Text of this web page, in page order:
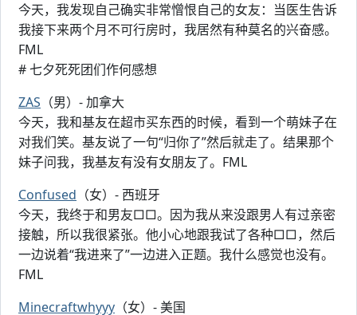
今天，我发现自己确实非常憎恨自己的女友：当医生告诉
我接下来两个月不可行房时，我居然有种莫名的兴奋感。
FML
# 七夕死死团们作何感想
ZAS （男）- 加拿大
今天，我和基友在超市买东西的时候，看到一个萌妹子在
对我们笑。基友说了一句“归你了”然后就走了。结果那个
妹子问我，我基友有没有女朋友了。FML
Confused （女）- 西班牙
今天，我终于和男友□□。因为我从来没跟男人有过亲密
接触，所以我很紧张。他小心地跟我试了各种□□，然后
一边说着“我进来了”一边进入正题。我什么感觉也没有。
FML
Minecraftwhyyy （女）- 美国